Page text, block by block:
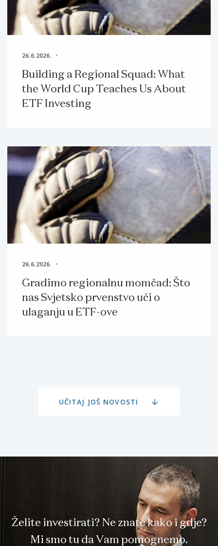
26.6.2026.
Building a Regional Squad: What
the World Cup Teaches Us About
ETF Investing
26.6.2026.
Gradimo regionalnu momčad: Što
nas Svjetsko prvenstvo uči o
ulaganju u ETF-ove
UČITAJ JOŠ NOVOSTI arrow_downward
Želite investirati? Ne znate kako i gdje?
Mi smo tu da Vam pomognemo.